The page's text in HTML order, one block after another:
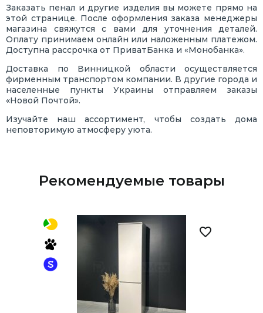
Заказать пенал и другие изделия вы можете прямо на
этой странице. После оформления заказа менеджеры
магазина свяжутся с вами для уточнения деталей.
Оплату принимаем онлайн или наложенным платежом.
Доступна рассрочка от ПриватБанка и «Монобанка».
Доставка по Винницкой области осуществляется
фирменным транспортом компании. В другие города и
населенные пункты Украины отправляем заказы
«Новой Почтой».
Изучайте наш ассортимент, чтобы создать дома
неповторимую атмосферу уюта.
Рекомендуемые товары